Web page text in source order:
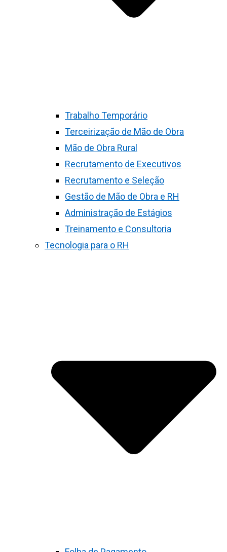
Trabalho Temporário
Terceirização de Mão de Obra
Mão de Obra Rural
Recrutamento de Executivos
Recrutamento e Seleção
Gestão de Mão de Obra e RH
Administração de Estágios
Treinamento e Consultoria
Tecnologia para o RH